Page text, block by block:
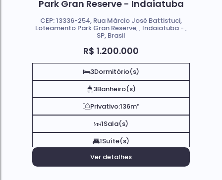
Park Gran Reserve - Indaiatuba
R$ 1.200.000
CEP: 13336-254, Rua Márcio José Battistuci,
Loteamento Park Gran Reserve , Indaiatuba ,
SP, Brasil
3Dormitório(s)
3Banheiro(s)
Privativo:136m²
1Sala(s)
1Suíte(s)
Ver detalhes